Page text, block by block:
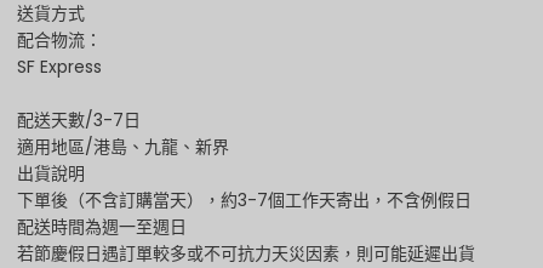
送貨方式
配合物流：
SF Express
配送天數/3-7日
適用地區/港島、九龍、新界
出貨說明
下單後（不含訂購當天），約3-7個工作天寄出，不含例假日
配送時間為週一至週日
若節慶假日遇訂單較多或不可抗力天災因素，則可能延遲出貨